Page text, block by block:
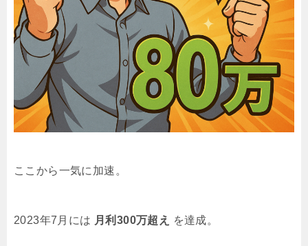
ここから一気に加速。
2023年7月には 月利300万超え を達成。